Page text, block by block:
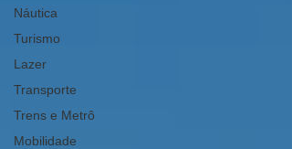
Náutica
Turismo
Lazer
Transporte
Trens e Metrô
Mobilidade